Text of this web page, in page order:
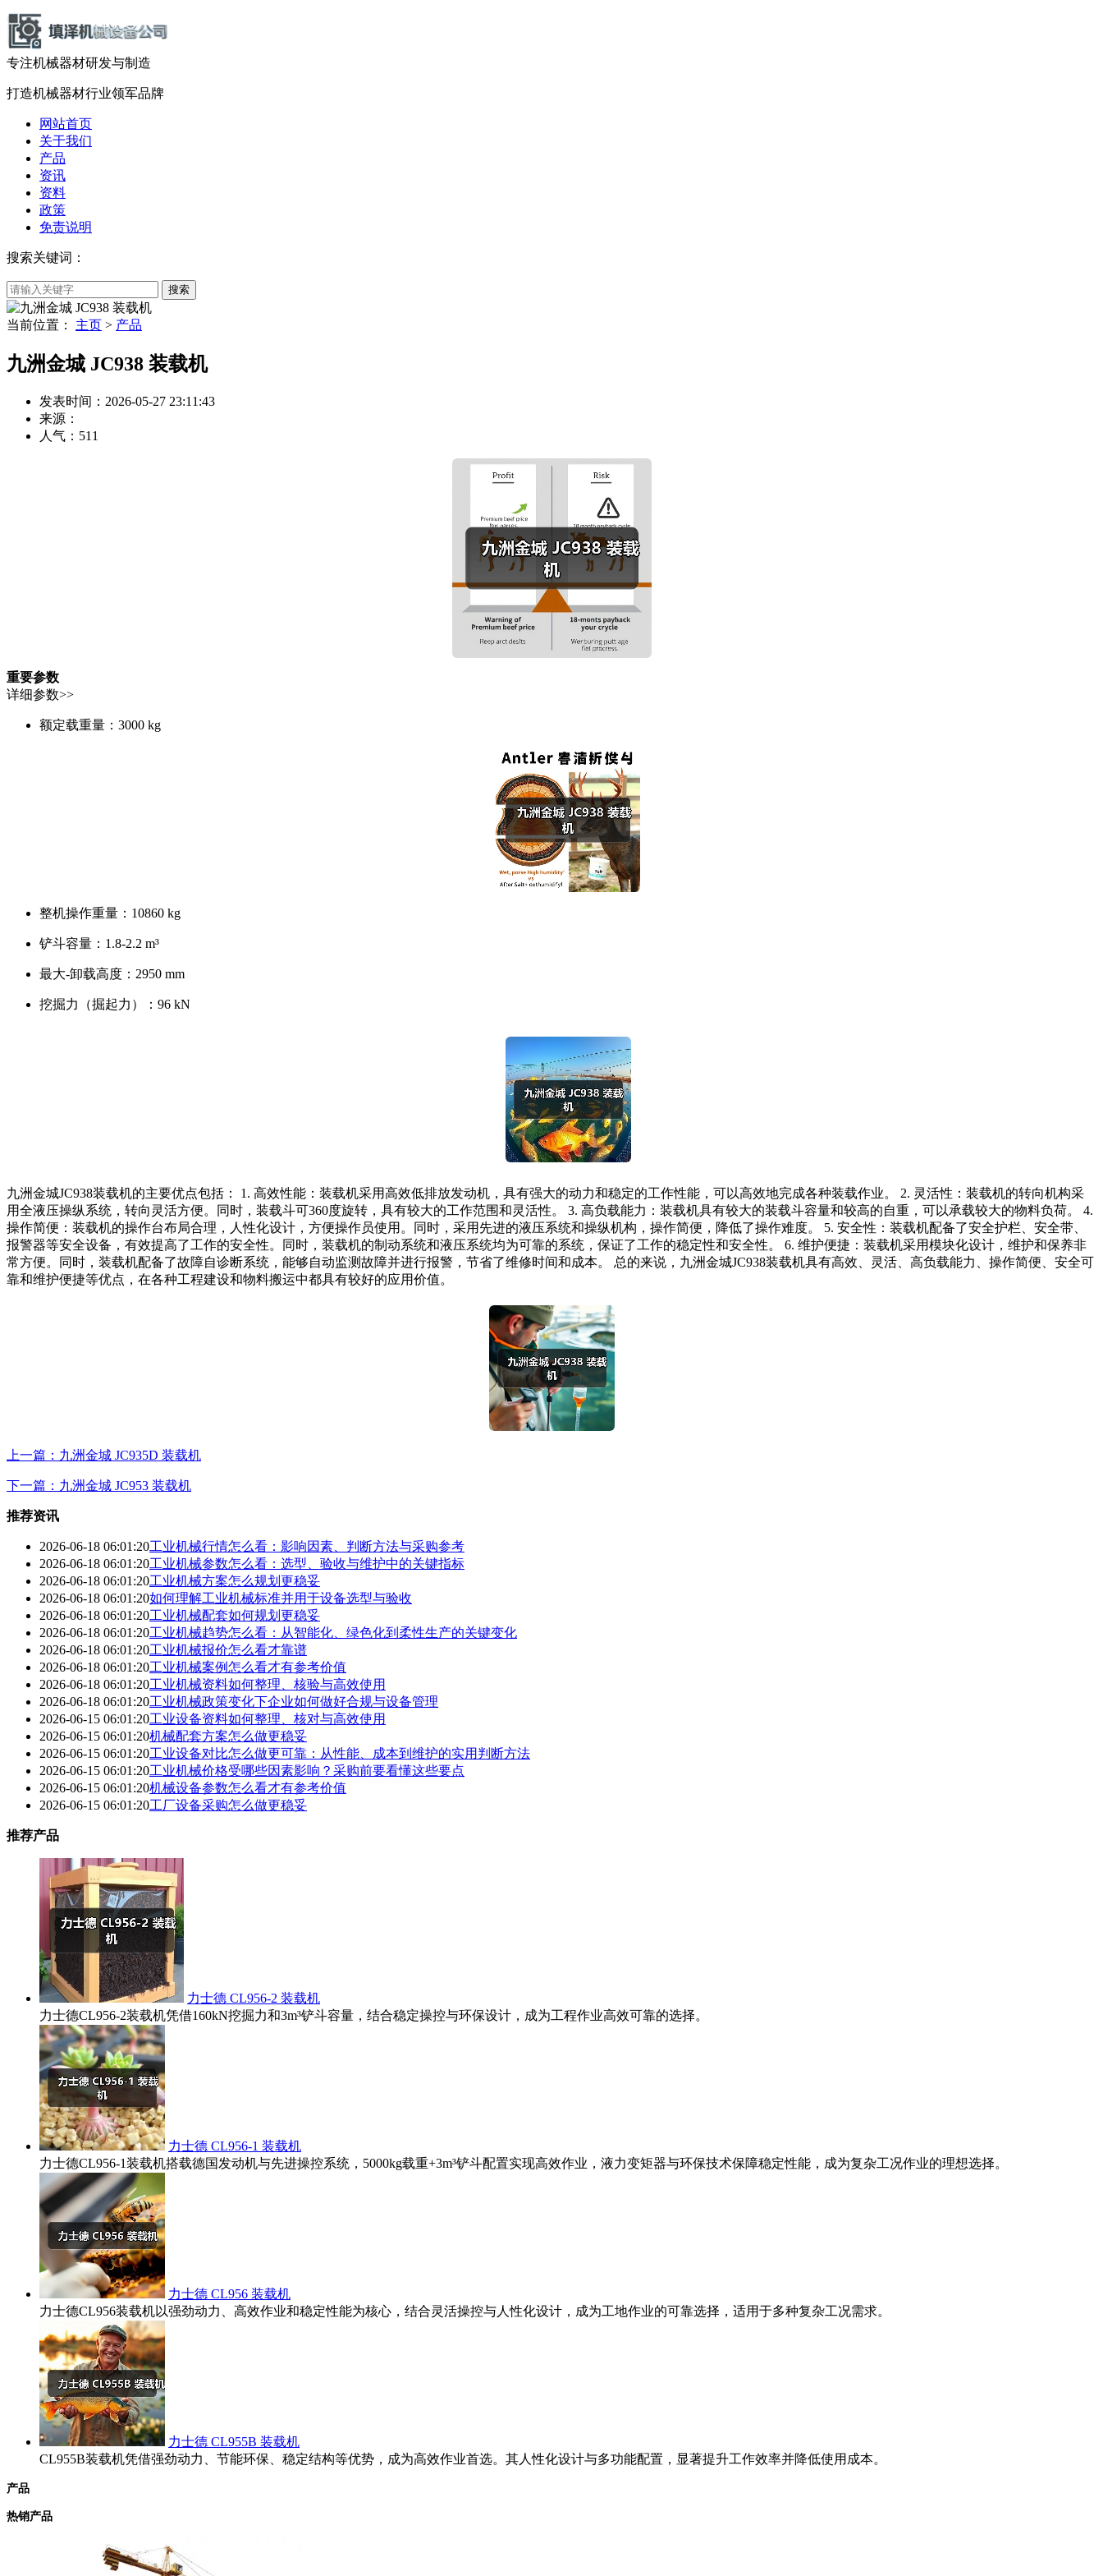
专注机械器材研发与制造
打造机械器材行业领军品牌
网站首页
关于我们
产品
资讯
资料
政策
免责说明
搜索关键词：
当前位置： 主页 > 产品
九洲金城 JC938 装载机
发表时间：2026-05-27 23:11:43
来源：
人气： 511
重要参数
详细参数>>
额定载重量： 3000 kg
整机操作重量： 10860 kg
铲斗容量： 1.8-2.2 m³
最大-卸载高度： 2950 mm
挖掘力（掘起力）： 96 kN
九洲金城JC938装载机的主要优点包括： 1. 高效性能：装载机采用高效低排放发动机，具有强大的动力和稳定的工作性能，可以高效地完成各种装载作业。 2. 灵活性：装载机的转向机构采
用全液压操纵系统，转向灵活方便。同时，装载斗可360度旋转，具有较大的工作范围和灵活性。 3. 高负载能力：装载机具有较大的装载斗容量和较高的自重，可以承载较大的物料负荷。 4.
操作简便：装载机的操作台布局合理，人性化设计，方便操作员使用。同时，采用先进的液压系统和操纵机构，操作简便，降低了操作难度。 5. 安全性：装载机配备了安全护栏、安全带、
报警器等安全设备，有效提高了工作的安全性。同时，装载机的制动系统和液压系统均为可靠的系统，保证了工作的稳定性和安全性。 6. 维护便捷：装载机采用模块化设计，维护和保养非
常方便。同时，装载机配备了故障自诊断系统，能够自动监测故障并进行报警，节省了维修时间和成本。 总的来说，九洲金城JC938装载机具有高效、灵活、高负载能力、操作简便、安全可
靠和维护便捷等优点，在各种工程建设和物料搬运中都具有较好的应用价值。
上一篇：九洲金城 JC935D 装载机
下一篇：九洲金城 JC953 装载机
推荐资讯
2026-06-18 06:01:20工业机械行情怎么看：影响因素、判断方法与采购参考
2026-06-18 06:01:20工业机械参数怎么看：选型、验收与维护中的关键指标
2026-06-18 06:01:20工业机械方案怎么规划更稳妥
2026-06-18 06:01:20如何理解工业机械标准并用于设备选型与验收
2026-06-18 06:01:20工业机械配套如何规划更稳妥
2026-06-18 06:01:20工业机械趋势怎么看：从智能化、绿色化到柔性生产的关键变化
2026-06-18 06:01:20工业机械报价怎么看才靠谱
2026-06-18 06:01:20工业机械案例怎么看才有参考价值
2026-06-18 06:01:20工业机械资料如何整理、核验与高效使用
2026-06-18 06:01:20工业机械政策变化下企业如何做好合规与设备管理
2026-06-15 06:01:20工业设备资料如何整理、核对与高效使用
2026-06-15 06:01:20机械配套方案怎么做更稳妥
2026-06-15 06:01:20工业设备对比怎么做更可靠：从性能、成本到维护的实用判断方法
2026-06-15 06:01:20工业机械价格受哪些因素影响？采购前要看懂这些要点
2026-06-15 06:01:20机械设备参数怎么看才有参考价值
2026-06-15 06:01:20工厂设备采购怎么做更稳妥
推荐产品
力士德 CL956-2 装载机
力士德CL956-2装载机凭借160kN挖掘力和3m³铲斗容量，结合稳定操控与环保设计，成为工程作业高效可靠的选择。
力士德 CL956-1 装载机
力士德CL956-1装载机搭载德国发动机与先进操控系统，5000kg载重+3m³铲斗配置实现高效作业，液力变矩器与环保技术保障稳定性能，成为复杂工况作业的理想选择。
力士德 CL956 装载机
力士德CL956装载机以强劲动力、高效作业和稳定性能为核心，结合灵活操控与人性化设计，成为工地作业的可靠选择，适用于多种复杂工况需求。
力士德 CL955B 装载机
CL955B装载机凭借强劲动力、节能环保、稳定结构等优势，成为高效作业首选。其人性化设计与多功能配置，显著提升工作效率并降低使用成本。
产品
热销产品